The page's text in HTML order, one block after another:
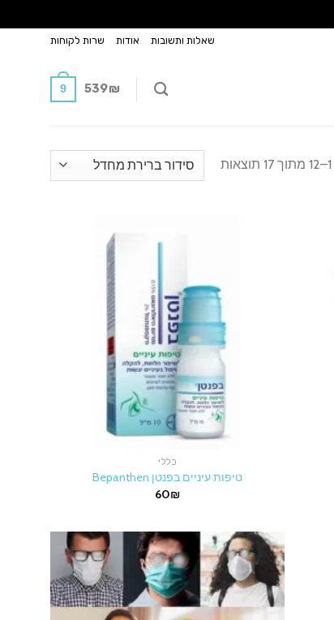
שאלות ותשובות אודות שרות לקוחות
539₪
9
כללי
טיפות עיניים בפנטן Bepanthen
60₪